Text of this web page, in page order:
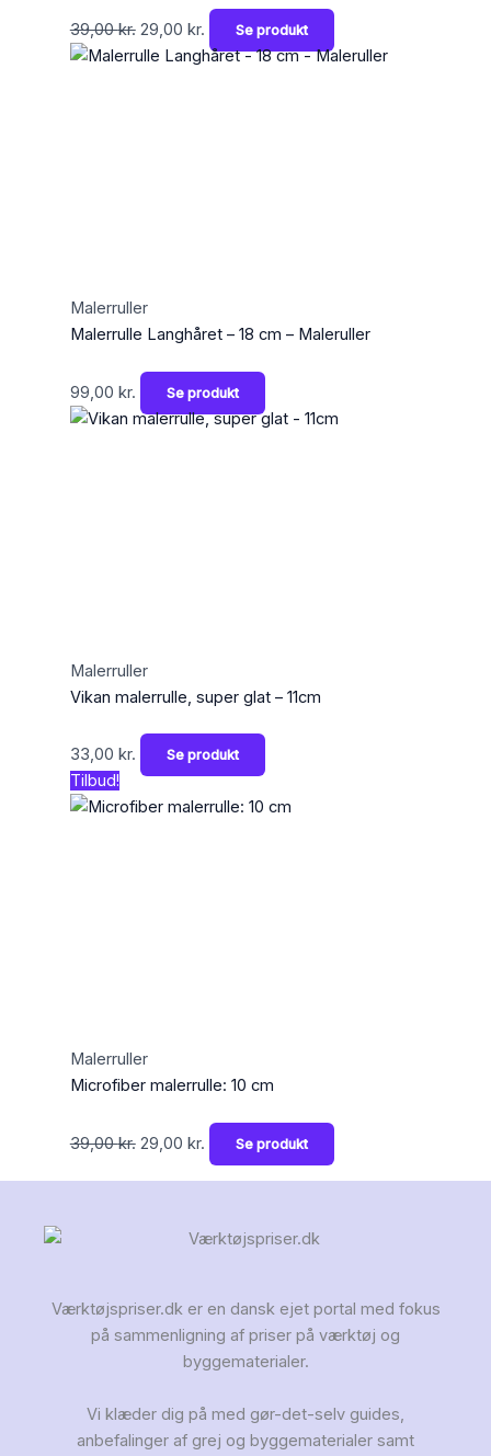
39,00kr. 29,00 kr. Se produkt
Malerruller
Malerrulle Langhåret – 18 cm – Maleruller
99,00 kr. Se produkt
Malerruller
Vikan malerrulle, super glat – 11cm
33,00 kr. Se produkt
Tilbud!
Malerruller
Microfiber malerrulle: 10 cm
39,00kr. 29,00 kr. Se produkt
Værktøjspriser.dk er en dansk ejet portal med fokus
på sammenligning af priser på værktøj og
byggematerialer.
Vi klæder dig på med gør-det-selv guides,
anbefalinger af grej og byggematerialer samt